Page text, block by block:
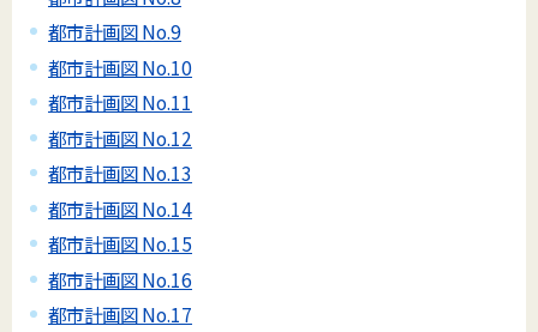
都市計画図 No.9
都市計画図 No.10
都市計画図 No.11
都市計画図 No.12
都市計画図 No.13
都市計画図 No.14
都市計画図 No.15
都市計画図 No.16
都市計画図 No.17